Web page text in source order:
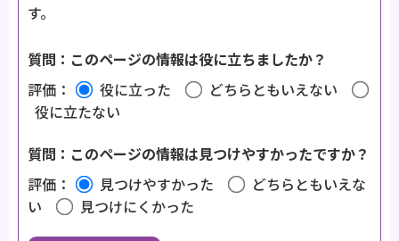
す。
質問：このページの情報は役に立ちましたか？
評価：
役に立った
どちらともいえない
役に立たない
質問：このページの情報は見つけやすかったですか？
評価：
見つけやすかった
どちらともいえな
い
見つけにくかった